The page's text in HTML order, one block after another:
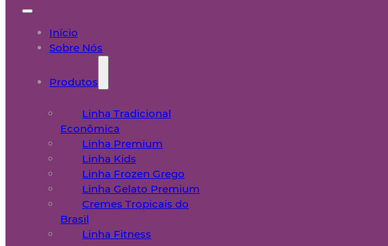
Início
Sobre Nós
Produtos
Linha Tradicional
Econômica
Linha Premium
Linha Kids
Linha Frozen Grego
Linha Gelato Premium
Cremes Tropicais do
Brasil
Linha Fitness